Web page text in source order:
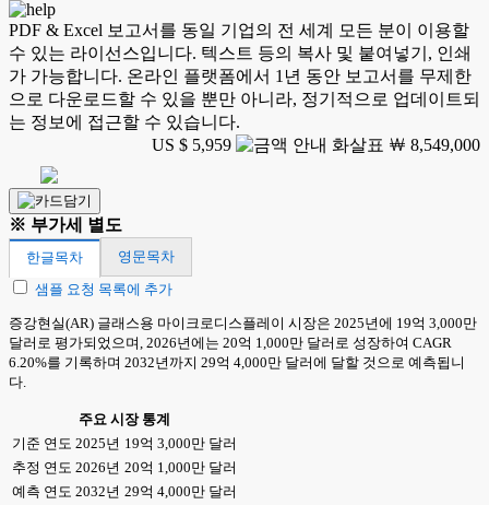
PDF & Excel 보고서를 동일 기업의 전 세계 모든 분이 이용할
수 있는 라이선스입니다. 텍스트 등의 복사 및 붙여넣기, 인쇄
가 가능합니다. 온라인 플랫폼에서 1년 동안 보고서를 무제한
으로 다운로드할 수 있을 뿐만 아니라, 정기적으로 업데이트되
는 정보에 접근할 수 있습니다.
US $ 5,959
￦ 8,549,000
※ 부가세 별도
한글목차
영문목차
샘플 요청 목록에 추가
증강현실(AR) 글래스용 마이크로디스플레이 시장은 2025년에 19억 3,000만
달러로 평가되었으며, 2026년에는 20억 1,000만 달러로 성장하여 CAGR
6.20%를 기록하며 2032년까지 29억 4,000만 달러에 달할 것으로 예측됩니
다.
주요 시장 통계
기준 연도 2025년 19억 3,000만 달러
추정 연도 2026년 20억 1,000만 달러
예측 연도 2032년 29억 4,000만 달러